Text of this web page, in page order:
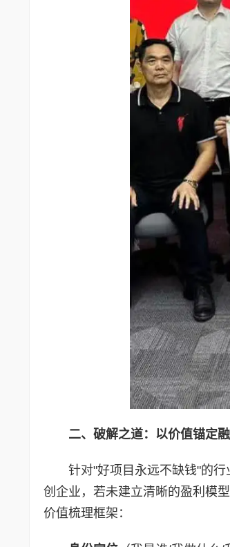
二、破解之道：以价值锚定
针对"好项目永远不缺钱"的行
创企业，若未建立清晰的盈利模
价值梳理框架：